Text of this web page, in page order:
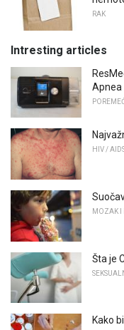
RAK
Intresting articles
Apnea
HIV /
MOZAK I
Šta je
Kako